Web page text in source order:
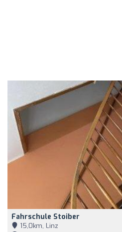
Fahrschule Stoiber
15,0km, Linz